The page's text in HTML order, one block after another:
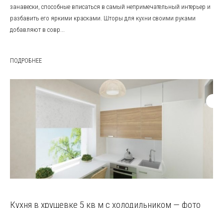
занавески, способные вписаться в самый непримечательный интерьер и
разбавить его яркими красками. Шторы для кухни своими руками
добавляют в совр...
ПОДРОБНЕЕ
Кухня в хрущевке 5 кв м с холодильником — фото